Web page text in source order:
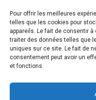
Pour offrir les meilleures
telles que les cookies pour
appareils. Le fait de consentir
traiter des données telles que
uniques sur ce site. Le fait de
consentement peut avoir un
et fonctions.